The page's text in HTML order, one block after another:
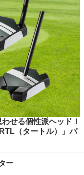
せる個性派ヘッド！
（タートル）」パ
ー